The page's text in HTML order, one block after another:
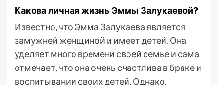
Какова личная жизнь Эммы Залукаевой?
Известно, что Эмма Залукаева является
замужней женщиной и имеет детей. Она
уделяет много времени своей семье и сама
отмечает, что она очень счастлива в браке и
воспитывании своих детей. Однако,